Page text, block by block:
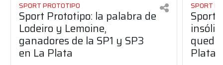
SPORT PROTOTIPO
Sport Prototipo: la palabra de
Lodeiro y Lemoine,
ganadores de la SP1 y SP3
en La Plata
SPORT
Sport
Plata